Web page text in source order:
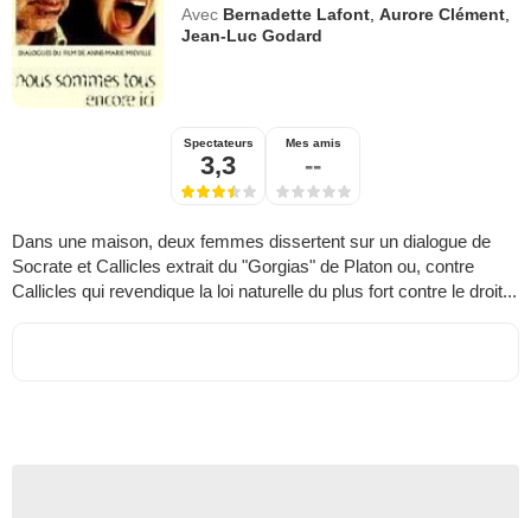
Avec Bernadette Lafont ,Aurore Clément
Jean-Luc Godard
Spectateurs
3,3
Mes amis
--
Dans une maison, deux femmes dissertent sur un dialogue de
Socrate et Callicles extrait du "Gorgias" de Platon ou, contre
Callicles qui revendique la loi naturelle du plus fort contre le droit...